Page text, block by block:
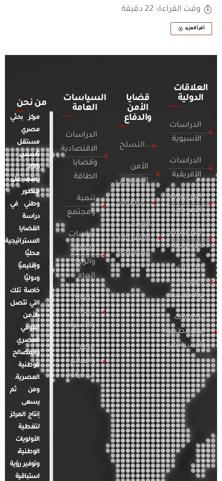
وقت القراءة: 22 دقيقة
أقرأ المزيد
العلاقات
الدولية
الدراسات
الآسيوية
الدراسات
الأفريقية
الدراسات
الأمريكية
الدراسات
الأوروبية
الدراسات
العربية
والإقليمية
الدراسات
الفلسطينية
والإسرائيلية
قضايا
الأمن
والدفاع
التسلح
الأمن
السيبراني
التطرف
الإرهاب
والصراعات
المسلحة
السياسات
العامة
الدراسات
الاقتصادية
وقضايا
الطاقة
تنمية
ومجتمع
دراسات
الإعلام
والرأي
العام
قضايا
المرأة
والأسرة
مصر
والعالم
في أرقام
من نحن
مركز بحثي
مصري
مستقل
تأسس
2018.
يعتمد على
منظور
وطني في
دراسة
القضايا
الاستراتيجية
محليًا
وإقليميًا
ودوليًا
خاصة تلك
التي تتصل
بالأمن
القومي
المصري
والمصالح
الوطنية
المصرية.
ومن ثم
يسعى
إنتاج المركز
لتغطية
الأولويات
الوطنية،
وتوفير رؤية
استباقية